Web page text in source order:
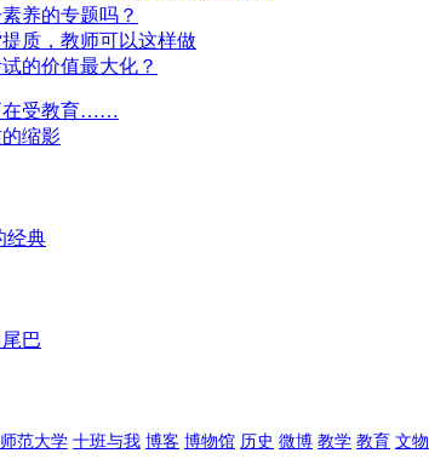
养的专题吗？
质，教师可以这样做
的价值最大化？
在受教育……
缩影
经典
巴
范大学 十班与我 博客 博物馆 历史 微博 教学 教育 文物